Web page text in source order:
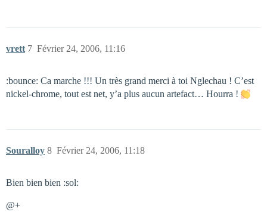
vrett Février 24, 2006, 11:16
7
:bounce: Ca marche !!! Un très grand merci à toi Nglechau ! C’est
nickel-chrome, tout est net, y’a plus aucun artefact… Hourra !
Souralloy Février 24, 2006, 11:18
8
Bien bien bien :sol:
@+